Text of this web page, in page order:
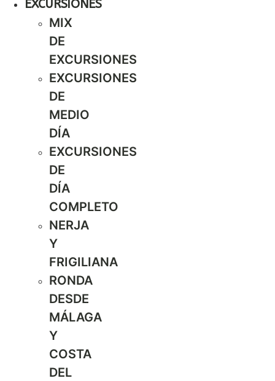
EXCURSIONES
MIX
DE
EXCURSIONES
EXCURSIONES
DE
MEDIO
DÍA
EXCURSIONES
DE
DÍA
COMPLETO
NERJA
Y
FRIGILIANA
RONDA
DESDE
MÁLAGA
Y
COSTA
DEL